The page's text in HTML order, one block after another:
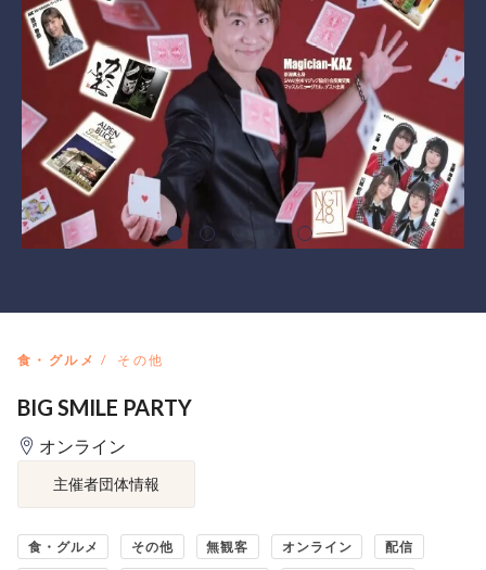
食・グルメ その他
BIG SMILE PARTY
オンライン
主催者団体情報
食・グルメ その他 無観客 オンライン 配信